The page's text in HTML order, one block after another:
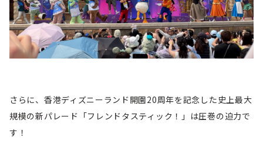
さらに、香港ディズニーランド開園20周年を記念した史上最大
規模の新パレード「フレンドタスティック！」は圧巻の迫力で
す！